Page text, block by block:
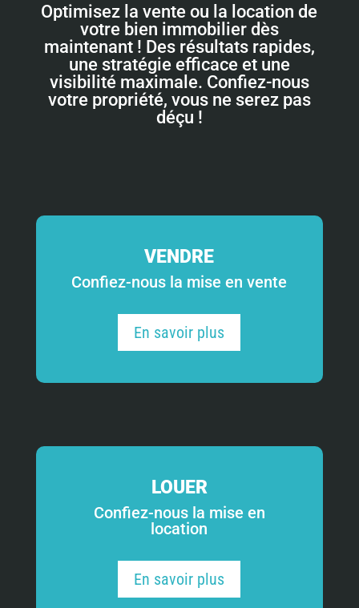
Optimisez la vente ou la location de
votre bien immobilier dès
maintenant ! Des résultats rapides,
une stratégie efficace et une
visibilité maximale. Confiez-nous
votre propriété, vous ne serez pas
déçu !
VENDRE
Confiez-nous la mise en vente
En savoir plus
LOUER
Confiez-nous la mise en
location
En savoir plus